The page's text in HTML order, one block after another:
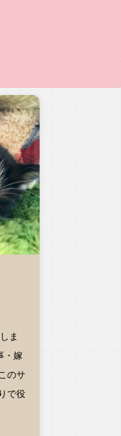
ま
・嫁
のサ
で役